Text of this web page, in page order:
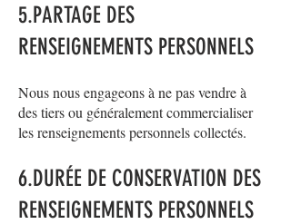
5.PARTAGE DES
RENSEIGNEMENTS PERSONNELS
Nous nous engageons à ne pas vendre à
des tiers ou généralement commercialiser
les renseignements personnels collectés.
6.DURÉE DE CONSERVATION DES
RENSEIGNEMENTS PERSONNELS